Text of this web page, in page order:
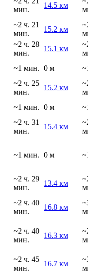
мин.
14.5 км
~2 ч. 21
мин.
15.2 км
~2 ч. 28
мин.
15.1 км
~1 мин. 0 м
~2 ч. 25
мин.
15.2 км
~1 мин. 0 м
~2 ч. 31
мин.
15.4 км
~1 мин. 0 м
~2 ч. 29
мин.
13.4 км
~2 ч. 40
мин.
16.8 км
~2 ч. 40
мин.
16.3 км
~2 ч. 45
мин.
16.7 км